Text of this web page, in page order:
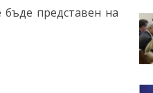
представен на